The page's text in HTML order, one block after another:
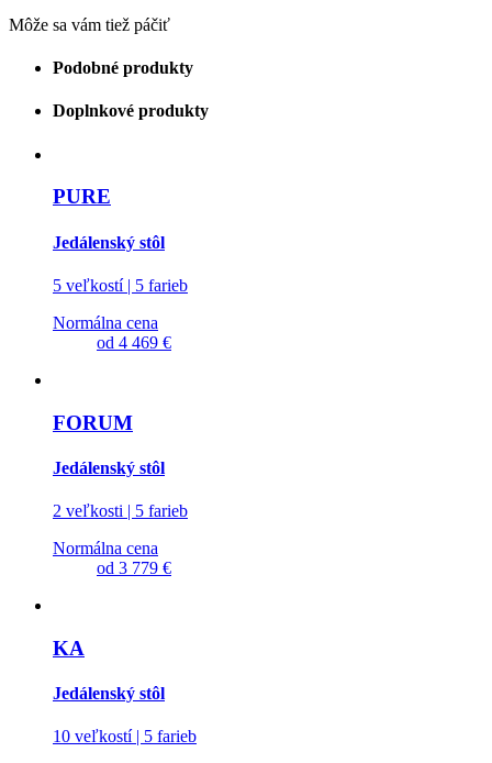
Môže sa vám tiež páčiť
Podobné produkty
Doplnkové produkty
PURE
Jedálenský stôl
5 veľkostí | 5 farieb
Normálna cena
od 4 469 €
FORUM
Jedálenský stôl
2 veľkosti | 5 farieb
Normálna cena
od 3 779 €
KA
Jedálenský stôl
10 veľkostí | 5 farieb